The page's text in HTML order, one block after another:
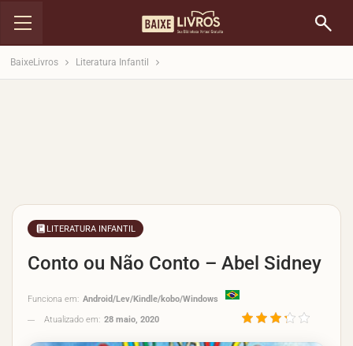
BaixeLivros Literatura Infantil
LITERATURA INFANTIL
Conto ou Não Conto – Abel Sidney
Funciona em: Android/Lev/Kindle/kobo/Windows
Atualizado em: 28 maio, 2020